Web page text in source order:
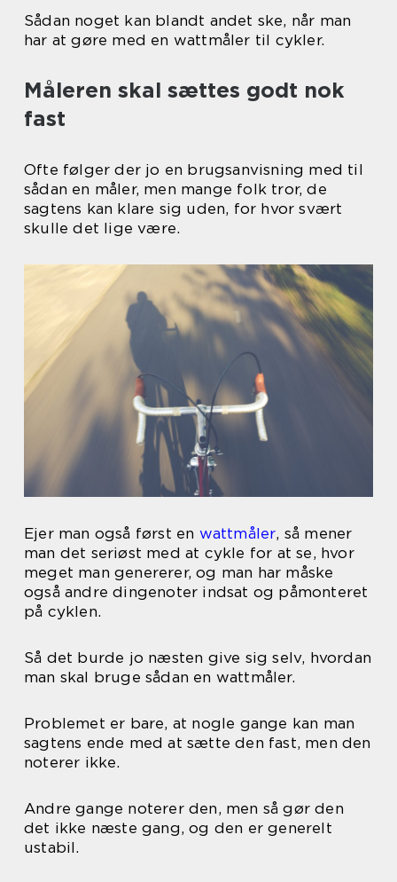
Sådan noget kan blandt andet ske, når man
har at gøre med en wattmåler til cykler.
Måleren skal sættes godt nok
fast
Ofte følger der jo en brugsanvisning med til
sådan en måler, men mange folk tror, de
sagtens kan klare sig uden, for hvor svært
skulle det lige være.
Ejer man også først en wattmåler, så mener
man det seriøst med at cykle for at se, hvor
meget man genererer, og man har måske
også andre dingenoter indsat og påmonteret
på cyklen.
Så det burde jo næsten give sig selv, hvordan
man skal bruge sådan en wattmåler.
Problemet er bare, at nogle gange kan man
sagtens ende med at sætte den fast, men den
noterer ikke.
Andre gange noterer den, men så gør den
det ikke næste gang, og den er generelt
ustabil.